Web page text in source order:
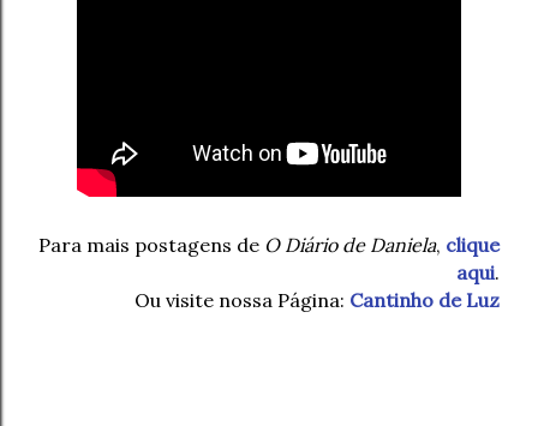
Para mais postagens de O Diário de Daniela, clique
aqui.
Ou visite nossa Página: Cantinho de Luz